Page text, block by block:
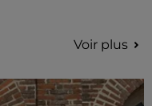
Voir plus